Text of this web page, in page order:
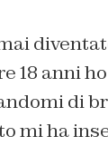
18 anni
di
mi ha